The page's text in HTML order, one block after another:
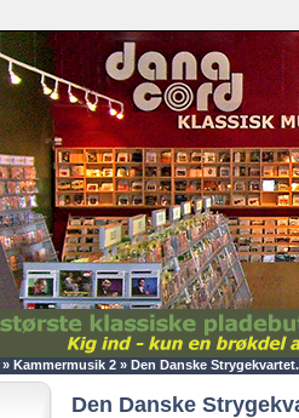
» Kammermusik 2 » Den Danske
Den Danske